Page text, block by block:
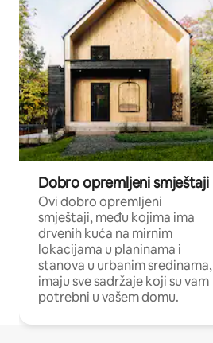
Dobro opremljeni smještaji
Ovi dobro opremljeni
smještaji, među kojima ima
drvenih kuća na mirnim
lokacijama u planinama i
stanova u urbanim sredinama,
imaju sve sadržaje koji su vam
potrebni u vašem domu.